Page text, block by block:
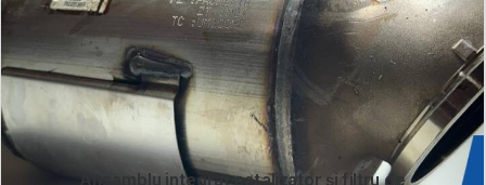
Ansamblu integrat catalizator și filtru de